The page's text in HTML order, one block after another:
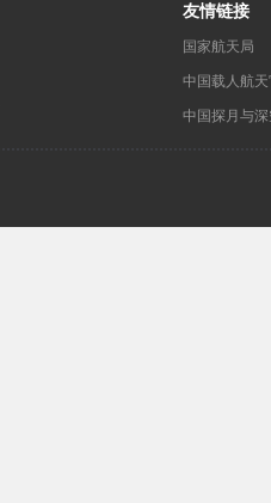
友情链接
国家航天局
中国载人航
中国探月与